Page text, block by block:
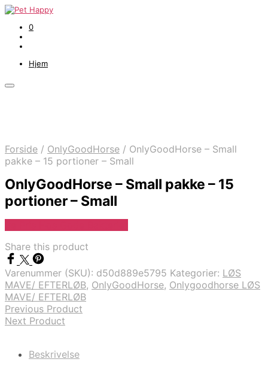
0
Hjem
Forside / OnlyGoodHorse / OnlyGoodHorse – Small
pakke – 15 portioner – Small
OnlyGoodHorse – Small pakke – 15
portioner – Small
Share this product
Varenummer (SKU): d50d889e5795 Kategorier: LØS
MAVE/ EFTERLØB, OnlyGoodHorse, Onlygoodhorse LØS
MAVE/ EFTERLØB
Previous Product
Next Product
Beskrivelse